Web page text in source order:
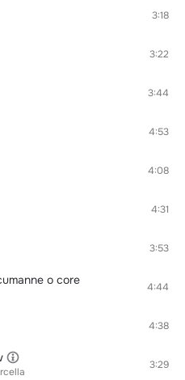
3:18
3:22
3:44
4:53
4:08
4:31
3:53
o core 4:44
4:38
3:29